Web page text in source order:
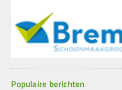
Populaire berichten